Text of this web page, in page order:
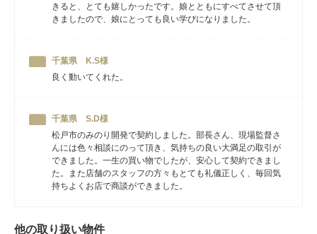
きると、とても嬉しかったです。娘とともにすべてさせて頂
きましたので、娘にとっても良い学びになりました。
千葉県 K.S様
良く動いてくれた。
千葉県 S.D様
松戸市のみのり開発で契約しました。部長さん、現場監督さ
んには色々相談にのって頂き、気持ちの良い大満足の取引が
できました。一生の買い物でしたが、安心して契約できまし
た。また店舗のスタッフの方々もとても礼儀正しく、毎回気
持ちよくお店で商談ができました。
他の取り扱い物件